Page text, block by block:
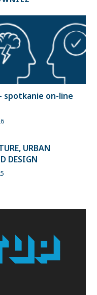
spotkanie on-line
URBAN
DESIGN